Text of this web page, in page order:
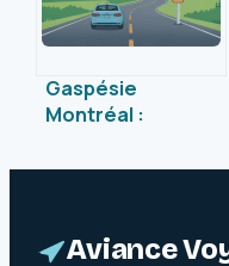
Gaspésie
Montréal :
voyage entre le
Aviance